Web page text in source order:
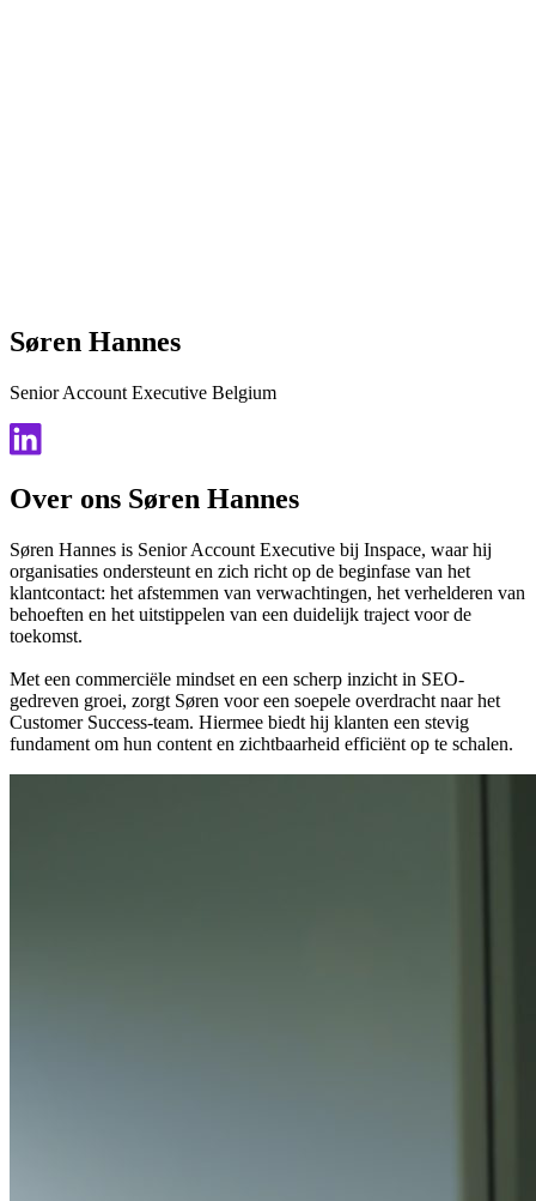
Søren Hannes
Senior Account Executive Belgium
Over ons Søren Hannes
Søren Hannes is Senior Account Executive bij Inspace, waar hij
organisaties ondersteunt en zich richt op de beginfase van het
klantcontact: het afstemmen van verwachtingen, het verhelderen van
behoeften en het uitstippelen van een duidelijk traject voor de
toekomst.
Met een commerciële mindset en een scherp inzicht in SEO-
gedreven groei, zorgt Søren voor een soepele overdracht naar het
Customer Success-team. Hiermee biedt hij klanten een stevig
fundament om hun content en zichtbaarheid efficiënt op te schalen.